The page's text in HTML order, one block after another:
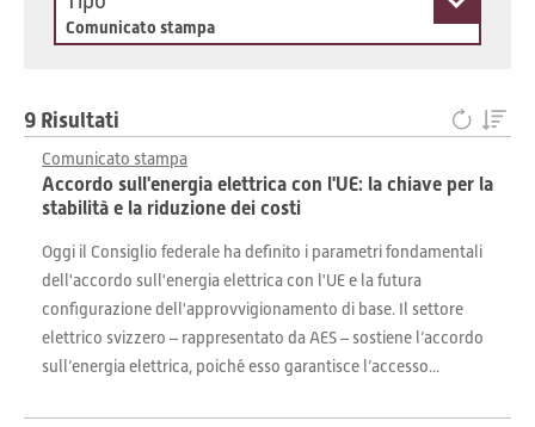
Comunicato stampa
9 Risultati
Comunicato stampa
Accordo sull'energia elettrica con l'UE: la chiave per la
stabilità e la riduzione dei costi
Oggi il Consiglio federale ha definito i parametri fondamentali
dell'accordo sull'energia elettrica con l'UE e la futura
configurazione dell'approvvigionamento di base. Il settore
elettrico svizzero – rappresentato da AES – sostiene l’accordo
sull’energia elettrica, poiché esso garantisce l’accesso...